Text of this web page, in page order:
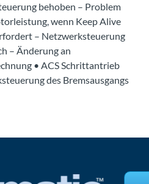
behoben – Problem
wenn Keep Alive
– Netzwerksteuerung
– Änderung an
• ACS Schrittantrieb
des Bremsausgangs